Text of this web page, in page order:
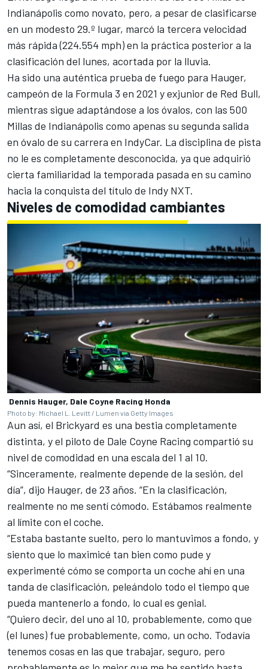
Indianápolis como novato, pero, a pesar de clasificarse
en un modesto 29.º lugar, marcó la tercera velocidad
más rápida (224.554 mph) en la práctica posterior a la
clasificación del lunes, acortada por la lluvia.
Ha sido una auténtica prueba de fuego para Hauger,
campeón de la Formula 3 en 2021 y exjunior de Red Bull,
mientras sigue adaptándose a los óvalos, con las 500
Millas de Indianápolis como apenas su segunda salida
en óvalo de su carrera en IndyCar. La disciplina de pista
no le es completamente desconocida, ya que adquirió
cierta familiaridad la temporada pasada en su camino
hacia la conquista del título de Indy NXT.
Niveles de comodidad cambiantes
Dennis Hauger, Dale Coyne Racing Honda
Photo by: Michael L. Levitt / Lumen via Getty Images
Aun así, el Brickyard es una bestia completamente
distinta, y el piloto de Dale Coyne Racing compartió su
nivel de comodidad en una escala del 1 al 10.
“Sinceramente, realmente depende de la sesión, del
día”, dijo Hauger, de 23 años. “En la clasificación,
realmente no me sentí cómodo. Estábamos realmente
al límite con el coche.
“Estaba bastante suelto, pero lo mantuvimos a fondo, y
siento que lo maximicé tan bien como pude y
experimenté cómo se comporta un coche ahí en una
tanda de clasificación, peleándolo todo el tiempo que
pueda mantenerlo a fondo, lo cual es genial.
“Quiero decir, del uno al 10, probablemente, como que
(el lunes) fue probablemente, como, un ocho. Todavía
tenemos cosas en las que trabajar, seguro, pero